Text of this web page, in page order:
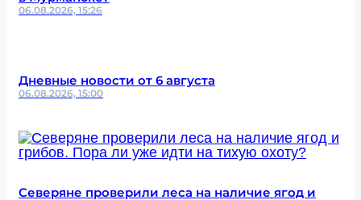
06.08.2026, 15:26
Дневные новости от 6 августа
06.08.2026, 15:00
Северяне проверили леса на наличие ягод и